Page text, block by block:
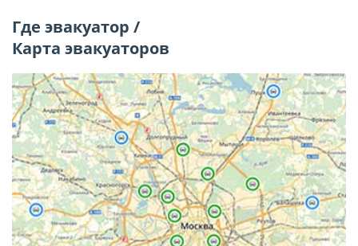
Где эвакуатор /
Карта эвакуаторов